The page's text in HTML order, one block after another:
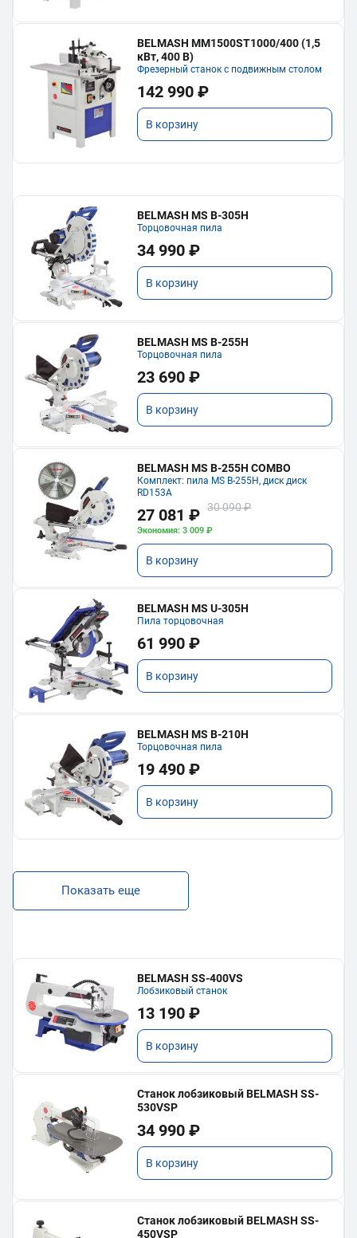
BELMASH MM1500ST1000/400 (1,5
кВт, 400 В)
Фрезерный станок с подвижным столом
142 990 ₽
В корзину
BELMASH MS B-305H
Торцовочная пила
34 990 ₽
В корзину
BELMASH MS B-255H
Торцовочная пила
23 690 ₽
В корзину
BELMASH MS B-255H COMBO
Комплект: пила MS B-255H, диск диск
RD153A
27 081 ₽ 30 090 ₽
Экономия: 3 009 ₽
В корзину
BELMASH MS U-305H
Пила торцовочная
61 990 ₽
В корзину
BELMASH MS B-210H
Торцовочная пила
19 490 ₽
В корзину
Показать еще
BELMASH SS-400VS
Лобзиковый станок
13 190 ₽
В корзину
Станок лобзиковый BELMASH SS-
530VSP
34 990 ₽
В корзину
Станок лобзиковый BELMASH SS-
450VSP